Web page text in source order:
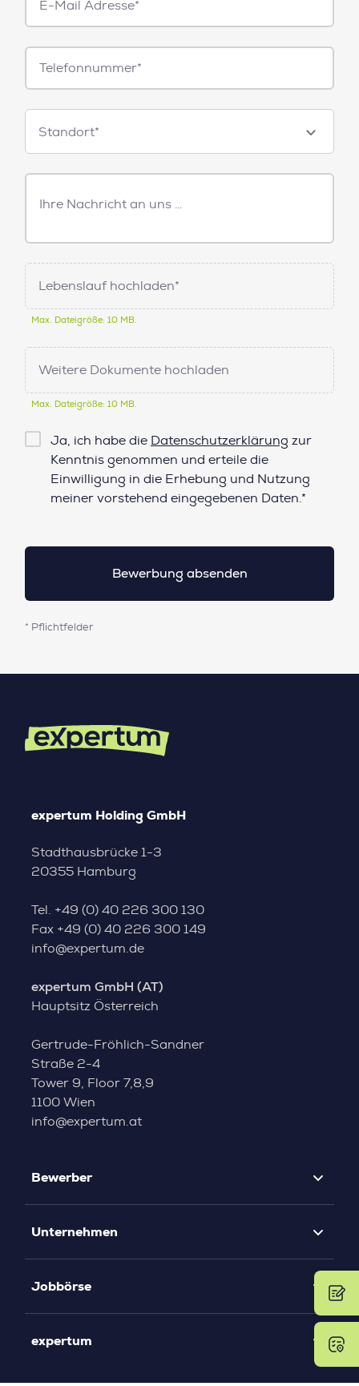
Mail*
Telefonnummer
Standorte
Standort*
Freitext
Nachricht
Lebenslauf hochladen*
Max. Dateigröße: 10 MB.
Weitere Dokumente hochladen
Max. Dateigröße: 10 MB.
Checkbox
Datenschutz*
Ja, ich habe die Datenschutzerklärung zur
Kenntnis genommen und erteile die
Einwilligung in die Erhebung und Nutzung
meiner vorstehend eingegebenen Daten.*
* Pflichtfelder
expertum Holding GmbH
Stadthausbrücke 1-3
20355 Hamburg
Tel. +49 (0) 40 226 300 130
Fax +49 (0) 40 226 300 149
info@expertum.de
expertum GmbH (AT)
Hauptsitz Österreich
Gertrude-Fröhlich-Sandner
Straße 2-4
Tower 9, Floor 7,8,9
1100 Wien
info@expertum.at
Bewerber
Unternehmen
Jobbörse
expertum